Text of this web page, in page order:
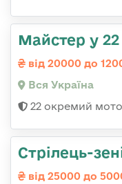
Майстер у
від 20000 до
Вся Україна
22 окремий
Стрілець-
від 25000 до